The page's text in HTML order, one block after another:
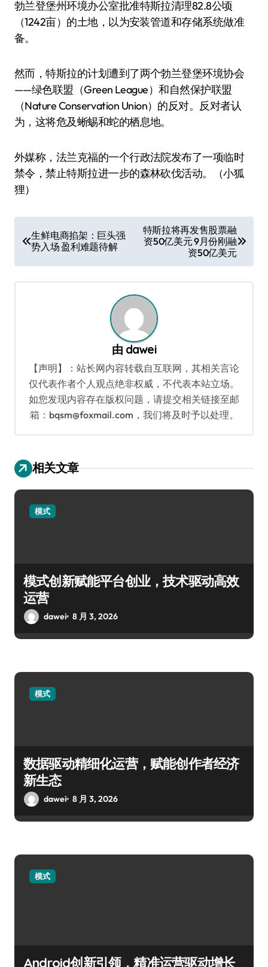
勃兰登堡州环境办公室批准特斯拉清理82.8公顷
（1242亩）的土地，以为安装管道和存储系统做准
备。
然而，特斯拉的计划遭到了两个勃兰登堡环境协会
——绿色联盟（Green League）和自然保护联盟
（Nature Conservation Union）的反对。反对者认
为，这将危及蜥蜴和蛇的栖息地。
外媒称，法兰克福的一个行政法院发布了一项临时
禁令，禁止特斯拉进一步的森林砍伐活动。（小狐
狸）
章
导
航
生鲜电商掐架：巨头强
势入场 盈利难题待解
特斯拉将再发售股票融
资50亿美元 9月份刚融
资50亿美元
由 dawei
【声明】：站长网内容转载自互联网，其相关言论
仅代表作者个人观点绝非权威，不代表本站立场。
如您发现内容存在版权问题，请提交相关链接至邮
箱：bqsm@foxmail.com，我们将及时予以处理。
相关文章
模式
模式创新赋能平台创业，技术驱动高效
运营
dawei 8 月 3, 2026
模式
数据驱动精细化运营，赋能创作者经济
新生态
dawei 8 月 3, 2026
模式
Android创新引领，精准运营驱动增长